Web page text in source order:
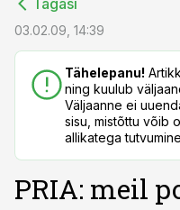
Tagasi
03.02.09, 14:39
Tähelepanu!
ning kuulub
Väljaanne ei
sisu, mistõttu võib
allikatega tutvumine
PRIA: meil